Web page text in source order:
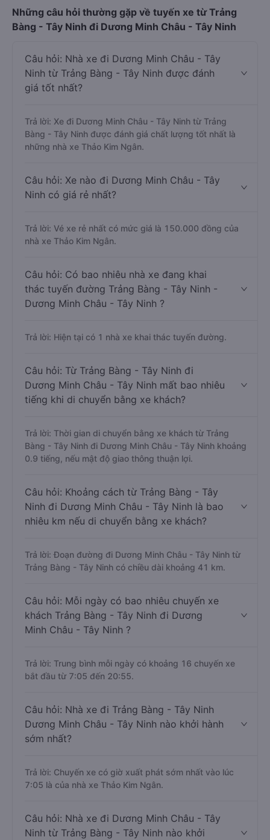
Những câu hỏi thường gặp về tuyến xe từ Trảng
Bàng - Tây Ninh đi Dương Minh Châu - Tây Ninh
Câu hỏi: Nhà xe đi Dương Minh Châu - Tây
Ninh từ Trảng Bàng - Tây Ninh được đánh
giá tốt nhất?
Trả lời: Xe đi Dương Minh Châu - Tây Ninh từ Trảng
Bàng - Tây Ninh được đánh giá chất lượng tốt nhất là
những nhà xe Thảo Kim Ngân.
Câu hỏi: Xe nào đi Dương Minh Châu - Tây
Ninh có giá rẻ nhất?
Trả lời: Vé xe rẻ nhất có mức giá là 150.000 đồng của
nhà xe Thảo Kim Ngân.
Câu hỏi: Có bao nhiêu nhà xe đang khai
thác tuyến đường Trảng Bàng - Tây Ninh -
Dương Minh Châu - Tây Ninh ?
Trả lời: Hiện tại có 1 nhà xe khai thác tuyến đường.
Câu hỏi: Từ Trảng Bàng - Tây Ninh đi
Dương Minh Châu - Tây Ninh mất bao nhiêu
tiếng khi di chuyển bằng xe khách?
Trả lời: Thời gian di chuyển bằng xe khách từ Trảng
Bàng - Tây Ninh đi Dương Minh Châu - Tây Ninh khoảng
0.9 tiếng, nếu mật độ giao thông thuận lợi.
Câu hỏi: Khoảng cách từ Trảng Bàng - Tây
Ninh đi Dương Minh Châu - Tây Ninh là bao
nhiêu km nếu di chuyển bằng xe khách?
Trả lời: Đoạn đường đi Dương Minh Châu - Tây Ninh từ
Trảng Bàng - Tây Ninh có chiều dài khoảng 41 km.
Câu hỏi: Mỗi ngày có bao nhiêu chuyến xe
khách Trảng Bàng - Tây Ninh đi Dương
Minh Châu - Tây Ninh ?
Trả lời: Trung bình mỗi ngày có khoảng 16 chuyến xe
bắt đầu từ 7:05 đến 20:55.
Câu hỏi: Nhà xe đi Trảng Bàng - Tây Ninh
Dương Minh Châu - Tây Ninh nào khởi hành
sớm nhất?
Trả lời: Chuyến xe có giờ xuất phát sớm nhất vào lúc
7:05 là của nhà xe Thảo Kim Ngân.
Câu hỏi: Nhà xe đi Dương Minh Châu - Tây
Ninh từ Trảng Bàng - Tây Ninh nào khởi